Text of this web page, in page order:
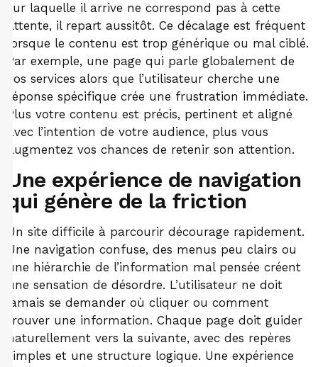
sur laquelle il arrive ne correspond pas à cette
attente, il repart aussitôt. Ce décalage est fréquent
lorsque le contenu est trop générique ou mal ciblé.
Par exemple, une page qui parle globalement de
vos services alors que l’utilisateur cherche une
réponse spécifique crée une frustration immédiate.
Plus votre contenu est précis, pertinent et aligné
avec l’intention de votre audience, plus vous
augmentez vos chances de retenir son attention.
Une expérience de navigation
qui génère de la friction
Un site difficile à parcourir décourage rapidement.
Une navigation confuse, des menus peu clairs ou
une hiérarchie de l’information mal pensée créent
une sensation de désordre. L’utilisateur ne doit
jamais se demander où cliquer ou comment
trouver une information. Chaque page doit guider
naturellement vers la suivante, avec des repères
simples et une structure logique. Une expérience